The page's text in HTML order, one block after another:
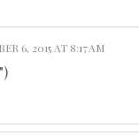
6, 2015 AT 8:17 AM